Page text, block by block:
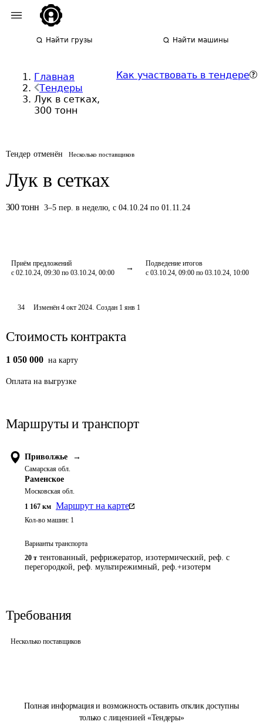
Найти грузы Найти машины
Главная
Тендеры
Лук в сетках,
300 тонн
Как участвовать в тендере
Тендер отменён Несколько поставщиков
Лук в сетках
300 тонн 3–5 пер. в неделю, с 04.10.24 по 01.11.24
Приём предложений
с 02.10.24, 09:30 по 03.10.24, 00:00
Подведение итогов
с 03.10.24, 09:00 по 03.10.24, 10:00
Полная информация и возможность оставить отклик доступны
только с лицензией «Тендеры»
34 Изменён4 окт 2024. Создан 1 янв 1
Стоимость контракта
1 050 000 на карту
Оплата на выгрузке
Маршруты и транспорт
Приволжье →
Самарская обл.
Раменское
Московская обл.
1 167 км Маршрут на карте
Кол-во машин: 1
Варианты транспорта
20 т тентованный, рефрижератор, изотермический, реф. с
перегородкой, реф. мультирежимный, реф.+изотерм
Требования
Несколько поставщиков